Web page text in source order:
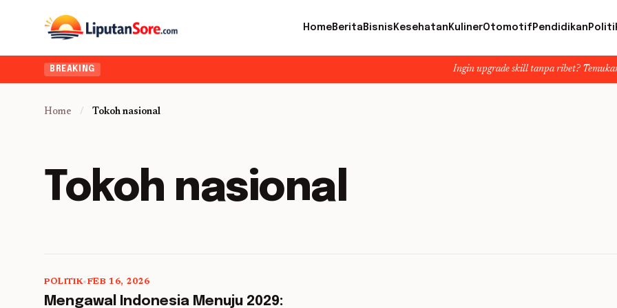
HomeBerita Bisnis Kesehatan KulinerOtomotif Pendidikan
BREAKING Ingin upgrade skill tanpa ribet? Temukan kelas
Home / Tokoh nasional
Tokoh nasional
5 min read
POLITIK•FEB 16, 2026
Mengawal Indonesia Menuju 2029: